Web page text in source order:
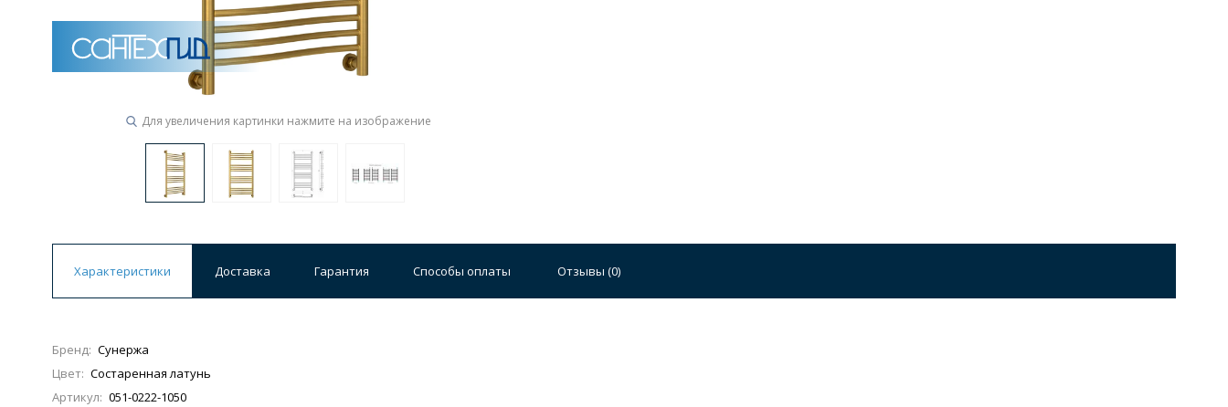
Для увеличения картинки нажмите на изображение
Характеристики Доставка Гарантия Способы оплаты Отзывы (0)
Бренд: Сунержа
Цвет: Состаренная латунь
Артикул: 051-0222-1050